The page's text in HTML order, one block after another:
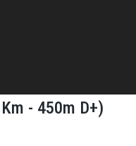
- 450m D+)